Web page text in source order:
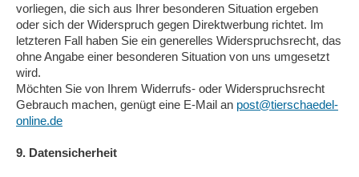
vorliegen, die sich aus Ihrer besonderen Situation ergeben
oder sich der Widerspruch gegen Direktwerbung richtet. Im
letzteren Fall haben Sie ein generelles Widerspruchsrecht, das
ohne Angabe einer besonderen Situation von uns umgesetzt
wird.
Möchten Sie von Ihrem Widerrufs- oder Widerspruchsrecht
Gebrauch machen, genügt eine E-Mail an post@tierschaedel-
online.de
9. Datensicherheit